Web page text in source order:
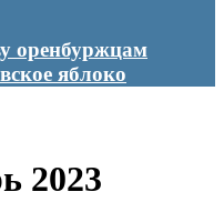
оренбуржцам
яблоко
2023